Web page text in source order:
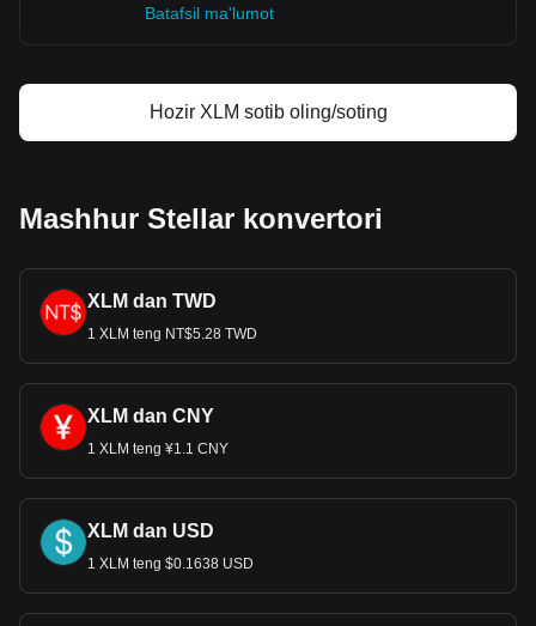
Batafsil ma'lumot
Hozir XLM sotib oling/soting
Mashhur Stellar konvertori
XLM dan TWD
1 XLM teng NT$5.28 TWD
XLM dan CNY
1 XLM teng ¥1.1 CNY
XLM dan USD
1 XLM teng $0.1638 USD